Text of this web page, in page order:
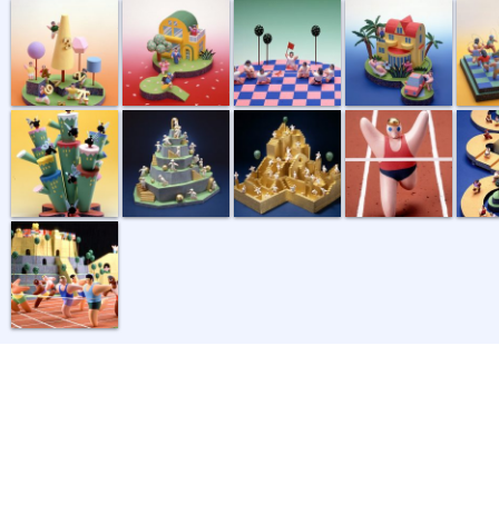
使いの者、現... 玉転がし 黄昏時 マラソンゴール マラ
短距離ゴール